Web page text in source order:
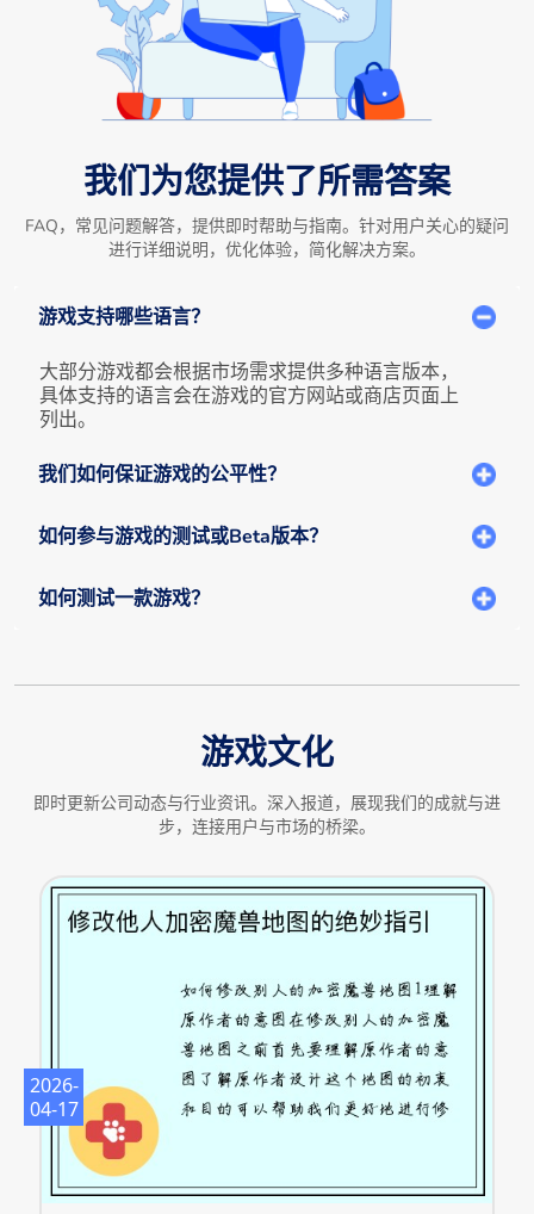
我们为您提供了所需答案
FAQ，常见问题解答，提供即时帮助与指南。针对用户关心的疑问
进行详细说明，优化体验，简化解决方案。
游戏支持哪些语言？
大部分游戏都会根据市场需求提供多种语言版本，
具体支持的语言会在游戏的官方网站或商店页面上
列出。
我们如何保证游戏的公平性？
如何参与游戏的测试或Beta版本？
如何测试一款游戏？
游戏文化
即时更新公司动态与行业资讯。深入报道，展现我们的成就与进
步，连接用户与市场的桥梁。
2026-
04-17